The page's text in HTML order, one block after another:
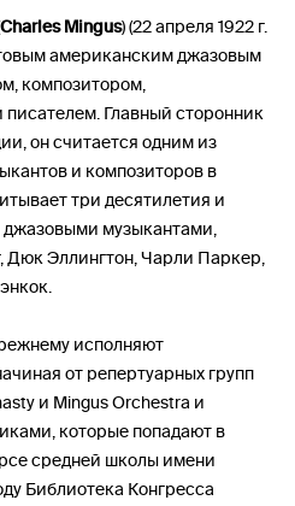
Charles Mingus) (22 апреля 1922 г.
американским джазовым
композитором,
Главный сторонник
он считается одним из
и композиторов в
три десятилетия и
джазовыми музыкантами,
Дюк Эллингтон, Чарли Паркер,
исполняют
от репертуарных групп
и Mingus Orchestra и
которые попадают в
средней школы имени
Библиотека Конгресса